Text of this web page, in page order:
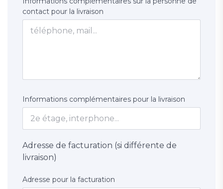
contact pour la livraison
Informations complémentaires pour la livraison
Adresse de facturation (si différente de
livraison)
Adresse pour la facturation